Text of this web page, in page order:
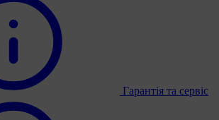
Гарантія та сервіс